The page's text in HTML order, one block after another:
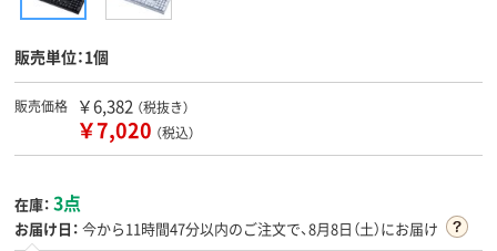
販売単位：1個
販売価格 ￥6,382 （税抜き）
￥7,020 （税込）
在庫： 3点
お届け日： 今から11時間47分以内のご注文で、8月8日（土）にお届け